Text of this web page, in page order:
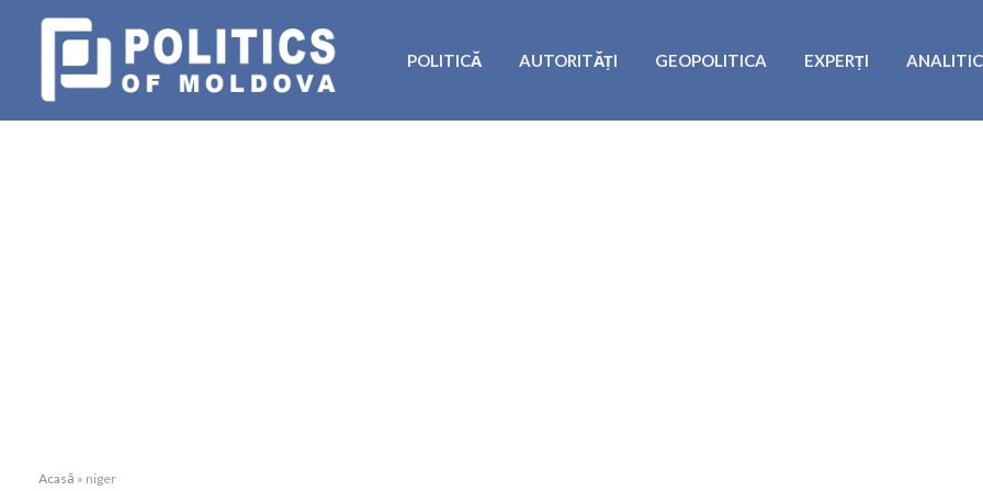
POLITICĂ AUTORITĂȚI GEOPOLITICA EXPERȚI
Acasă » niger